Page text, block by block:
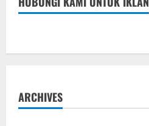
ARCHIVES